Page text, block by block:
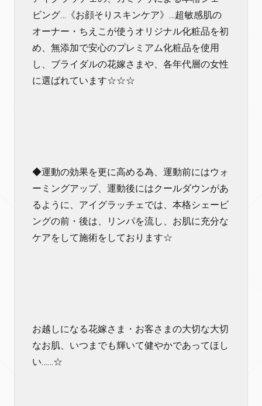
ビング…《お顔そりスキンケア》…超敏感肌の
オーナー・ちえこが使うオリジナル化粧品を初
め、無添加で安心のプレミアム化粧品を使用
し、ブライダルの花嫁さまや、各年代層の女性
に選ばれています☆☆☆
◆運動の効果を更に高める為、運動前にはウォ
ーミングアップ、運動後にはクールダウンがあ
るように、アイグラッチェでは、本格シェービ
ングの前・後は、リンパを流し、お肌に充分な
ケアをして施術をしております☆
お越しになる花嫁さま・お客さまの大切な大切
なお肌、いつまでも輝いて健やかであってほし
い……☆